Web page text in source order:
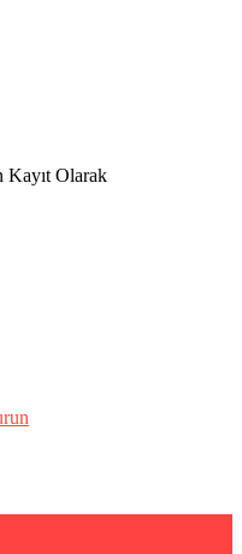
Kayıt Olarak